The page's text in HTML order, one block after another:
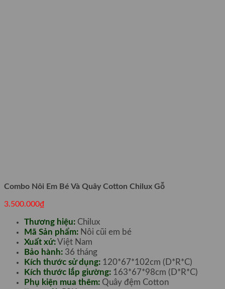
Combo Nôi Em Bé Và Quây Cotton Chilux Gỗ
3.500.000₫
Thương hiệu: Chilux
Mã Sản phẩm: Nôi cũi em bé
Xuất xứ:Việt Nam
Bảo hành: 36 tháng
Kích thước sử dụng: 120*67*102cm (D*R*C)
Kích thước lắp giường: 163*67*98cm (D*R*C)
Phụ kiện mua thêm: Quây đệm Cotton